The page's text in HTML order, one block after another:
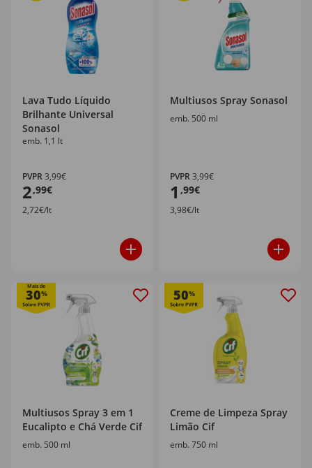
Lava Tudo Líquido
Brilhante Universal
Sonasol
emb. 1,1 lt
PVPR3,99€
2,99€
2,72€/lt
Multiusos Spray Sonasol
emb. 500 ml
PVPR3,99€
1 ,99€
3,98€/lt
Mais de
30%
Multiusos Spray 3 em 1
Eucalipto e Chá Verde Cif
emb. 500 ml
50%
Creme de Limpeza Spray
Limão Cif
emb. 750 ml